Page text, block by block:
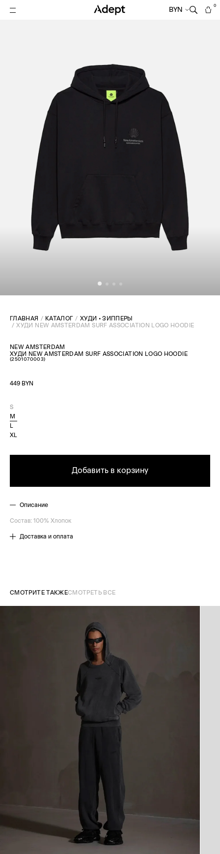
BYN
0
ГЛАВНАЯ КАТАЛОГ
ХУДИ • ЗИППЕРЫ
ХУДИ NEW AMSTERDAM SURF ASSOCIATION LOGO HOODIE
NEW AMSTERDAM
ХУДИ NEW AMSTERDAM SURF ASSOCIATION LOGO HOODIE
(2501070003)
449 BYN
S
M
XL
Добавить в корзину
Описание
Состав: 100% Хлопок
Доставка и оплата
СМОТРИТЕ ТАКЖЕСМОТРЕТЬ ВСЕ